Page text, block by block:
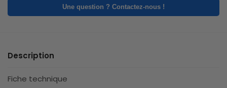
Une question ? Contactez-nous !
Description
Fiche technique